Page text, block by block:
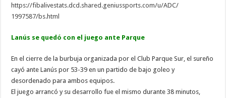
https://fibalivestats.dcd.shared.geniussports.com/u/ADC/
1997587/bs.html
Lanús se quedó con el juego ante Parque
En el cierre de la burbuja organizada por el Club Parque Sur, el sureño
cayó ante Lanús por 53-39 en un partido de bajo goleo y
desordenado para ambos equipos.
El juego arrancó y su desarrollo fue el mismo durante 38 minutos,